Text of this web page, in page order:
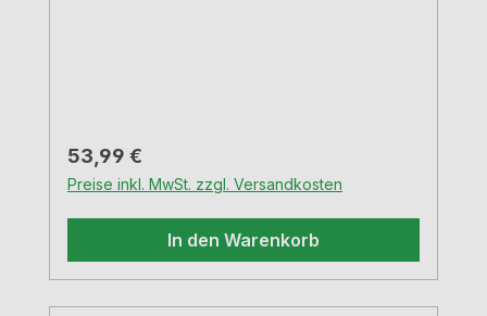
Regulärer Preis:
53,99 €
Preise inkl. MwSt. zzgl. Versandkosten
In den Warenkorb